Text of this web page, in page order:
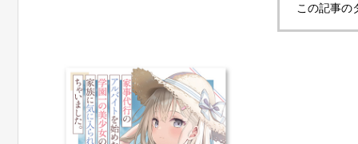
この記事の